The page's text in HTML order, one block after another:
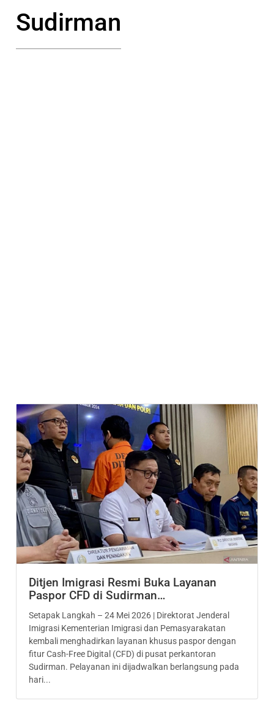
Sudirman
Ditjen Imigrasi Resmi Buka Layanan
Paspor CFD di Sudirman…
Setapak Langkah – 24 Mei 2026 | Direktorat Jenderal
Imigrasi Kementerian Imigrasi dan Pemasyarakatan
kembali menghadirkan layanan khusus paspor dengan
fitur Cash-Free Digital (CFD) di pusat perkantoran
Sudirman. Pelayanan ini dijadwalkan berlangsung pada
hari...